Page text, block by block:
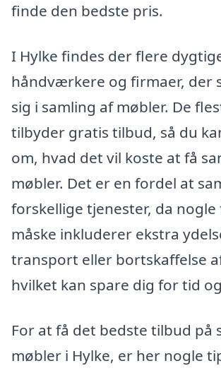
finde den bedste pris.
I Hylke findes der flere
håndværkere og firmaer, der
sig i samling af møbler. De
tilbyder gratis tilbud, så du
om, hvad det vil koste at få
møbler. Det er en fordel at
forskellige tjenester, da
måske inkluderer ekstra
transport eller bortskaffelse
hvilket kan spare dig for tid
For at få det bedste tilbud på
møbler i Hylke, er her nogle